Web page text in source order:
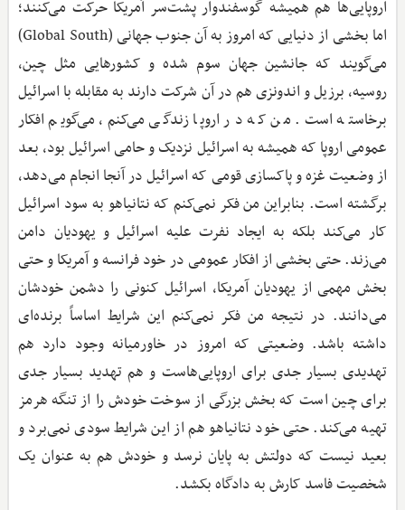
اروپایی‌ها هم همیشه گوسفندوار پشت‌سر آمریکا حرکت می‌کنند؛
اما بخشی از دنیایی که امروز به آن جنوب جهانی (Global South)
می‌گویند ‌که جانشین جهان سوم شده و کشورهایی مثل چین،
روسیه، برزیل و اندونزی هم در آن شرکت دارند به مقابله با اسرائیل
برخاسته است. من که در اروپا زندگی می‌کنم، می‌گویم افکار
عمومی اروپا که همیشه به اسرائیل نزدیک و حامی اسرائیل بود، بعد
از وضعیت غزه و پاکسازی قومی که اسرائیل در آنجا انجام می‌دهد،
برگشته است. بنابراین من فکر نمی‌کنم که نتانیاهو به سود اسرائیل
کار می‌کند بلکه به ایجاد نفرت علیه اسرائیل و یهودیان دامن
می‌زند. حتی بخشی از افکار عمومی در خود فرانسه و آمریکا و حتی
بخش مهمی از یهودیان آمریکا، اسرائیل کنونی را دشمن خودشان
می‌دانند. در نتیجه من فکر نمی‌کنم این شرایط اساساً برنده‌ای
داشته باشد. وضعیتی که امروز در خاورمیانه وجود دارد هم
تهدیدی بسیار جدی برای اروپایی‌هاست و هم ‌تهدید بسیار جدی
برای چین است که بخش بزرگی از سوخت خودش را از تنگه هرمز
تهیه می‌کند. حتی خود نتانیاهو هم از این شرایط سودی نمی‌برد و
بعید نیست که دولتش به پایان نرسد و خودش هم به عنوان یک
شخصیت فاسد کارش به دادگاه بکشد.